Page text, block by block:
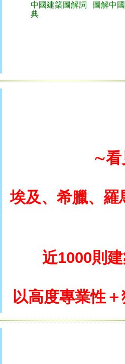
中國建築圖解詞
典
圖解中
∼看
埃及、希臘、
近1000則
以高度專業性